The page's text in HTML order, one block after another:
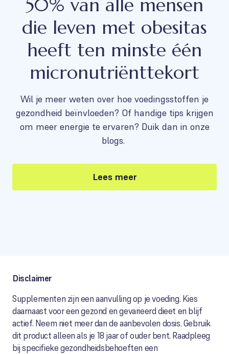
50% van alle mensen
die leven met obesitas
heeft ten minste één
micronutriënttekort
Wil je meer weten over hoe voedingsstoffen je
gezondheid beïnvloeden? Of handige tips krijgen
om meer energie te ervaren? Duik dan in onze
blogs.
Lees meer
Disclaimer
Supplementen zijn een aanvulling op je voeding. Kies
daarnaast voor een gezond en gevarieerd dieet en blijf
actief. Neem niet meer dan de aanbevolen dosis. Gebruik
dit product alleen als je 18 jaar of ouder bent. Raadpleeg
bij specifieke gezondheidsbehoeften een